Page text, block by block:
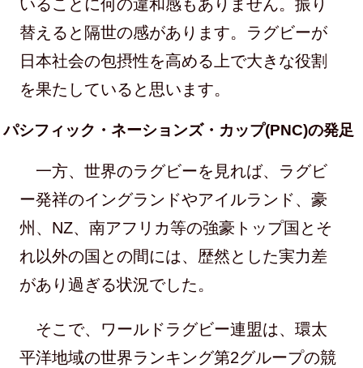
いることに何の違和感もありません。振り
替えると隔世の感があります。ラグビーが
日本社会の包摂性を高める上で大きな役割
を果たしていると思います。
パシフィック・ネーションズ・カップ(PNC)の発足
一方、世界のラグビーを見れば、ラグビ
ー発祥のイングランドやアイルランド、豪
州、NZ、南アフリカ等の強豪トップ国とそ
れ以外の国との間には、歴然とした実力差
があり過ぎる状況でした。
そこで、ワールドラグビー連盟は、環太
平洋地域の世界ランキング第2グループの競